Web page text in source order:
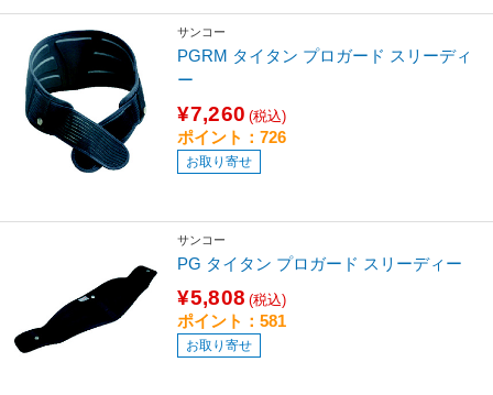
サンコー
PGRM タイタン プロガード スリーディ
ー
¥7,260 (税込)
ポイント：726
お取り寄せ
サンコー
PG タイタン プロガード スリーディー
¥5,808 (税込)
ポイント：581
お取り寄せ